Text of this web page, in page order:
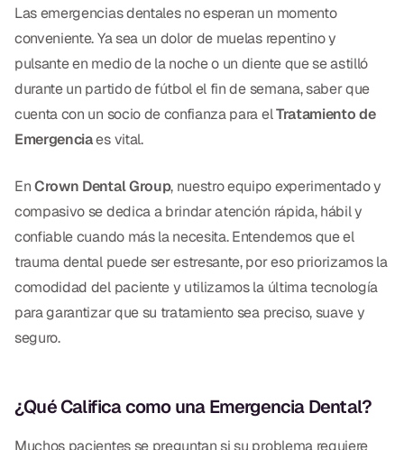
RESTAURATIVO
All-on-4
Coronas y Fundas
Puentes Dentales
Empastes Dentales
Dentaduras
Implantes Dentales
Dentaduras en el Mismo Día
Reparaciones el Mismo Día
Las emergencias dentales no esperan un momento
conveniente. Ya sea un dolor de muelas repentino y
pulsante en medio de la noche o un diente que se astilló
durante un partido de fútbol el fin de semana, saber que
cuenta con un socio de confianza para elTratamiento de
Emergenciaes vital.
EnCrown Dental Group, nuestro equipo experimentado y
compasivo se dedica a brindar atención rápida, hábil y
confiable cuando más la necesita. Entendemos que el
trauma dental puede ser estresante, por eso priorizamos la
comodidad del paciente y utilizamos la última tecnología
para garantizar que su tratamiento sea preciso, suave y
seguro.
¿Qué Califica como una Emergencia Dental?
Muchos pacientes se preguntan si su problema requiere